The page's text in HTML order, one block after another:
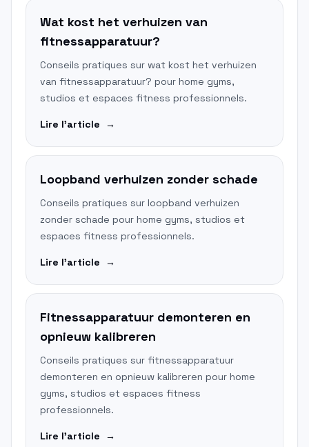
Wat kost het verhuizen van
fitnessapparatuur?
Conseils pratiques sur wat kost het verhuizen
van fitnessapparatuur? pour home gyms,
studios et espaces fitness professionnels.
Lire l'article →
Loopband verhuizen zonder schade
Conseils pratiques sur loopband verhuizen
zonder schade pour home gyms, studios et
espaces fitness professionnels.
Lire l'article →
Fitnessapparatuur demonteren en
opnieuw kalibreren
Conseils pratiques sur fitnessapparatuur
demonteren en opnieuw kalibreren pour home
gyms, studios et espaces fitness
professionnels.
Lire l'article →